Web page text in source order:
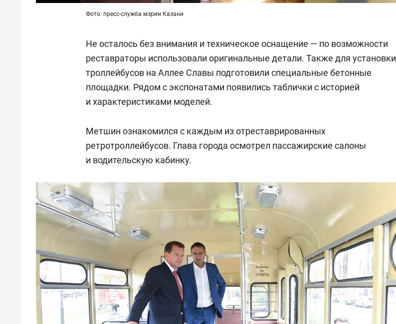
Фото: пресс-служба мэрии Казани
Не осталось без внимания и техническое оснащение — по возможности
реставраторы использовали оригинальные детали. Также для установки
троллейбусов на Аллее Славы подготовили специальные бетонные
площадки. Рядом с экспонатами появились таблички с историей
и характеристиками моделей.
Метшин ознакомился с каждым из отреставрированных
ретротроллейбусов. Глава города осмотрел пассажирские салоны
и водительскую кабинку.